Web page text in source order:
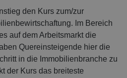
den Kurs zum/zur
Im Bereich
auf dem Arbeitsmarkt die
Quereinsteigende hier die
in die Immobilienbranche zu
der Kurs das breiteste